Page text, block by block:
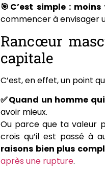
🎯C’est simple :
commencer à envisager
Rancœur
capitale
C’est, en effet, un point
✅Quand un homme
avoir mieux.
Ou parce que ta valeur
crois qu’il est passé à
raisons bien plus
après une rupture.